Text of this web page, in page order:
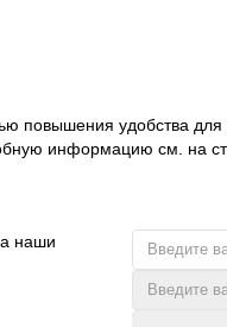
повышения удобства
информацию см. на
наши